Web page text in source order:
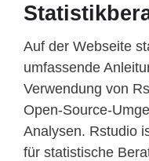
Auf der Webseite
umfassende
Verwendung von
Open-Source-
Analysen. Rstudio
für statistische